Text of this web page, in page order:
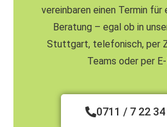
vereinbaren einen Termin für
Beratung – egal ob in
Stuttgart, telefonisch, per
Teams oder per
0711 / 7 22 34